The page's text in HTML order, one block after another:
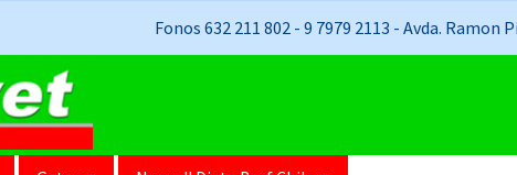
Fonos 632 211 802 - 9 7979 2113 - Avda. Ramon